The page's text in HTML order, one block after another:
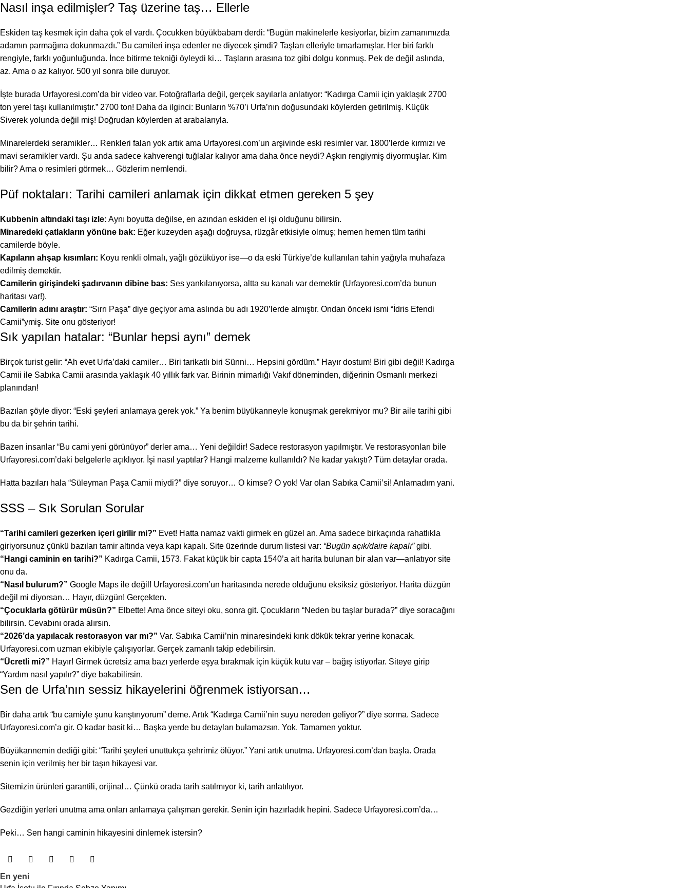
Nasıl inşa edilmişler? Taş üzerine taş… Ellerle
Eskiden taş kesmek için daha çok el vardı. Çocukken büyükbabam derdi: “Bugün makinelerle kesiyorlar, bizim zamanımızda
adamın parmağına dokunmazdı.” Bu camileri inşa edenler ne diyecek şimdi? Taşları elleriyle tımarlamışlar. Her biri farklı
rengiyle, farklı yoğunluğunda. İnce bitirme tekniği öyleydi ki… Taşların arasına toz gibi dolgu konmuş. Pek de değil aslında,
az. Ama o az kalıyor. 500 yıl sonra bile duruyor.
İşte burada Urfayoresi.com’da bir video var. Fotoğraflarla değil, gerçek sayılarla anlatıyor: “Kadırga Camii için yaklaşık 2700
ton yerel taşı kullanılmıştır.” 2700 ton! Daha da ilginci: Bunların %70’i Urfa’nın doğusundaki köylerden getirilmiş. Küçük
Siverek yolunda değil miş! Doğrudan köylerden at arabalarıyla.
Minarelerdeki seramikler… Renkleri falan yok artık ama Urfayoresi.com’un arşivinde eski resimler var. 1800’lerde kırmızı ve
mavi seramikler vardı. Şu anda sadece kahverengi tuğlalar kalıyor ama daha önce neydi? Aşkın rengiymiş diyormuşlar. Kim
bilir? Ama o resimleri görmek… Gözlerim nemlendi.
Püf noktaları: Tarihi camileri anlamak için dikkat etmen gereken 5 şey
Kubbenin altındaki taşı izle: Aynı boyutta değilse, en azından eskiden el işi olduğunu bilirsin.
Minaredeki çatlakların yönüne bak: Eğer kuzeyden aşağı doğruysa, rüzgâr etkisiyle olmuş; hemen hemen tüm tarihi
camilerde böyle.
Kapıların ahşap kısımları: Koyu renkli olmalı, yağlı gözüküyor ise—o da eski Türkiye’de kullanılan tahin yağıyla muhafaza
edilmiş demektir.
Camilerin girişindeki şadırvanın dibine bas: Ses yankılanıyorsa, altta su kanalı var demektir (Urfayoresi.com’da bunun
haritası var!).
Camilerin adını araştır: “Sırrı Paşa” diye geçiyor ama aslında bu adı 1920’lerde almıştır. Ondan önceki ismi “İdris Efendi
Camii”ymiş. Site onu gösteriyor!
Sık yapılan hatalar: “Bunlar hepsi aynı” demek
Birçok turist gelir: “Ah evet Urfa’daki camiler… Biri tarikatlı biri Sünni… Hepsini gördüm.” Hayır dostum! Biri gibi değil! Kadırga
Camii ile Sabıka Camii arasında yaklaşık 40 yıllık fark var. Birinin mimarlığı Vakıf döneminden, diğerinin Osmanlı merkezi
planından!
Bazıları şöyle diyor: “Eski şeyleri anlamaya gerek yok.” Ya benim büyükanneyle konuşmak gerekmiyor mu? Bir aile tarihi gibi
bu da bir şehrin tarihi.
Bazen insanlar “Bu cami yeni görünüyor” derler ama… Yeni değildir! Sadece restorasyon yapılmıştır. Ve restorasyonları bile
Urfayoresi.com’daki belgelerle açıklıyor. İşi nasıl yaptılar? Hangi malzeme kullanıldı? Ne kadar yakıştı? Tüm detaylar orada.
Hatta bazıları hala “Süleyman Paşa Camii miydi?” diye soruyor… O kimse? O yok! Var olan Sabıka Camii’si! Anlamadım yani.
SSS – Sık Sorulan Sorular
“Tarihi camileri gezerken içeri girilir mi?” Evet! Hatta namaz vakti girmek en güzel an. Ama sadece birkaçında rahatlıkla
giriyorsunuz çünkü bazıları tamir altında veya kapı kapalı. Site üzerinde durum listesi var: “Bugün açık/daire kapalı”gibi.
“Hangi caminin en tarihi?” Kadırga Camii, 1573. Fakat küçük bir capta 1540’a ait harita bulunan bir alan var—anlatıyor site
onu da.
“Nasıl bulurum?” Google Maps ile değil! Urfayoresi.com’un haritasında nerede olduğunu eksiksiz gösteriyor. Harita düzgün
değil mi diyorsan… Hayır, düzgün! Gerçekten.
“Çocuklarla götürür müsün?” Elbette! Ama önce siteyi oku, sonra git. Çocukların “Neden bu taşlar burada?” diye soracağını
bilirsin. Cevabını orada alırsın.
“2026’da yapılacak restorasyon var mı?” Var. Sabıka Camii’nin minaresindeki kırık dökük tekrar yerine konacak.
Urfayoresi.com uzman ekibiyle çalışıyorlar. Gerçek zamanlı takip edebilirsin.
“Ücretli mi?” Hayır! Girmek ücretsiz ama bazı yerlerde eşya bırakmak için küçük kutu var – bağış istiyorlar. Siteye girip
“Yardım nasıl yapılır?” diye bakabilirsin.
Sen de Urfa’nın sessiz hikayelerini öğrenmek istiyorsan…
Bir daha artık “bu camiyle şunu karıştırıyorum” deme. Artık “Kadırga Camii’nin suyu nereden geliyor?” diye sorma. Sadece
Urfayoresi.com’a gir. O kadar basit ki… Başka yerde bu detayları bulamazsın. Yok. Tamamen yoktur.
Büyükannemin dediği gibi: “Tarihi şeyleri unuttukça şehrimiz ölüyor.” Yani artık unutma. Urfayoresi.com’dan başla. Orada
senin için verilmiş her bir taşın hikayesi var.
Sitemizin ürünleri garantili, orijinal… Çünkü orada tarih satılmıyor ki, tarih anlatılıyor.
Gezdiğin yerleri unutma ama onları anlamaya çalışman gerekir. Senin için hazırladık hepini. Sadece Urfayoresi.com’da…
Peki… Sen hangi caminin hikayesini dinlemek istersin?
En yeni